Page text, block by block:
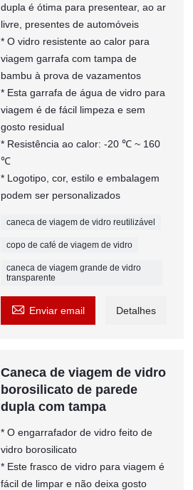
dupla é ótima para presentear, ao ar
livre, presentes de automóveis
* O vidro resistente ao calor para
viagem garrafa com tampa de
bambu à prova de vazamentos
* Esta garrafa de água de vidro para
viagem é de fácil limpeza e sem
gosto residual
* Resistência ao calor: -20 ℃ ~ 160
℃
* Logotipo, cor, estilo e embalagem
podem ser personalizados
caneca de viagem de vidro reutilizável
copo de café de viagem de vidro
caneca de viagem grande de vidro
transparente
 Enviar email Detalhes
Caneca de viagem de vidro
borosilicato de parede
dupla com tampa
* O engarrafador de vidro feito de
vidro borosilicato
* Este frasco de vidro para viagem é
fácil de limpar e não deixa gosto